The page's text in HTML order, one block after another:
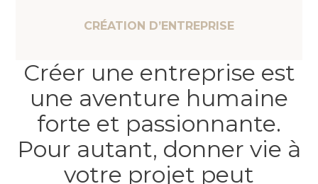
CRÉATION D’ENTREPRISE
Créer une entreprise est
une aventure humaine
forte et passionnante.
Pour autant, donner vie à
votre projet peut